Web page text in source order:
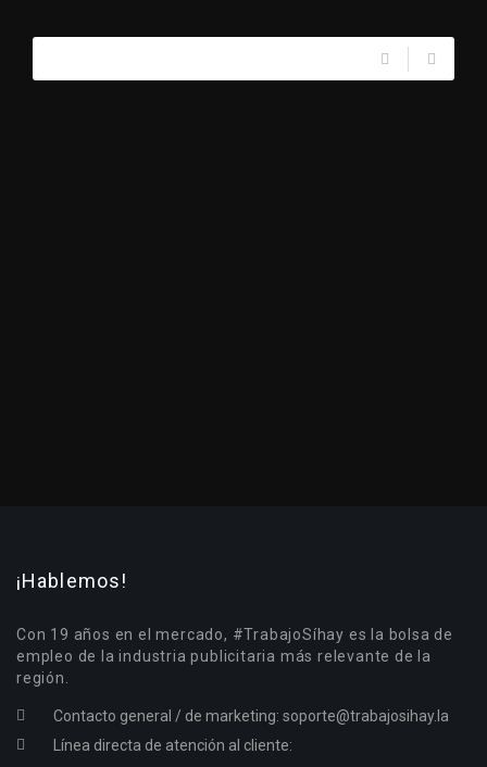
¡Hablemos!
Con 19 años en el mercado, #TrabajoSíhay es la bolsa de
empleo de la industria publicitaria más relevante de la
región.
Contacto general / de marketing: soporte@trabajosihay.la
Línea directa de atención al cliente: